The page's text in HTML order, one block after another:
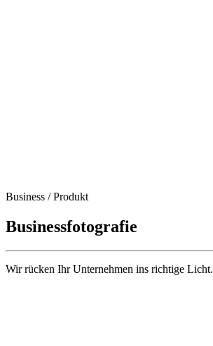
Business / Produkt
Businessfotografie
Wir rücken Ihr Unternehmen ins richtige Licht.